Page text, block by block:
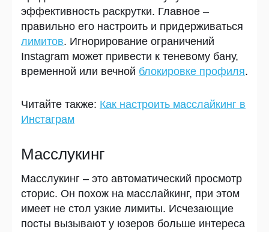
эффективность раскрутки. Главное –
правильно его настроить и придерживаться
лимитов. Игнорирование ограничений
Instagram может привести к теневому бану,
временной или вечной блокировке профиля.
Читайте также: Как настроить масслайкинг в
Инстаграм
Масслукинг
Масслукинг – это автоматический просмотр
сторис. Он похож на масслайкинг, при этом
имеет не стол узкие лимиты. Исчезающие
посты вызывают у юзеров больше интереса